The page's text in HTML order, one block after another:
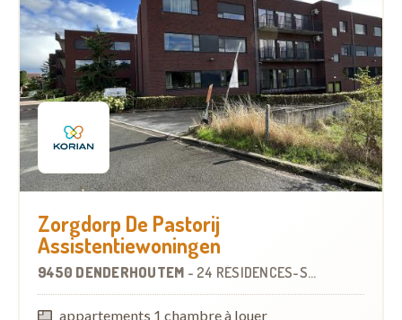
Zorgdorp De Pastorij
Assistentiewoningen
9450 DENDERHOUTEM - 24 RÉSIDENCES-SERVICES
appartements 1 chambre à louer